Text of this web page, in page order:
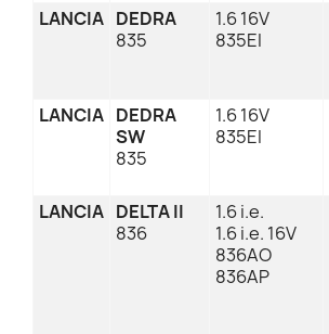
LANCIA DEDRA
835
1.6 16V
835EI
LANCIA DEDRA
SW
835
1.6 16V
835EI
LANCIA DELTA II
836
1.6 i.e.
1.6 i.e. 16V
836AO
836AP